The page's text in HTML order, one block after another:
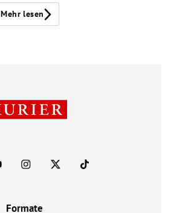
Mehr lesen
Formate